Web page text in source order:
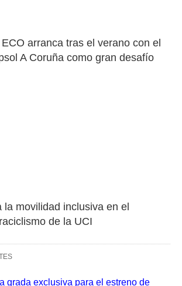
arranca tras el verano con el
A Coruña como gran desafío
la movilidad inclusiva en el
de la UCI